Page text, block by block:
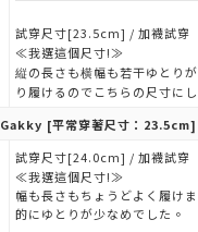
試穿尺寸[23.5cm] / 加襪試穿
≪我選這個尺寸!≫
縦の長さも横幅も若干ゆとり
り履けるのでこちらの尺寸に
Gakky [平常穿著尺寸：23.5cm]
試穿尺寸[24.0cm] / 加襪試穿
≪我選這個尺寸!≫
幅も長さもちょうどよく履け
的にゆとりが少なめでした。